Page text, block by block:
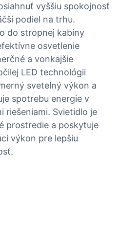
vyššiu spokojnosť
podiel na trhu.
do stropnej kabíny
osvetlenie
a vonkajšie
LED technológii
svetelný výkon a
spotrebu energie v
riešeniami. Svietidlo je
prostredie a poskytuje
výkon pre lepšiu